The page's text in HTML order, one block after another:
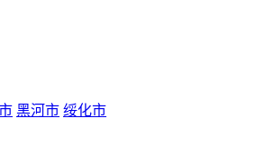
黑河市 绥化市